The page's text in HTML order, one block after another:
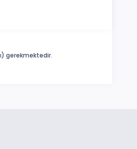
gerekmektedir.